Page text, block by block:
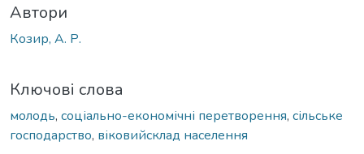
Автори
Козир, А. Р.
Ключові слова
молодь, соціально-економічні перетворення, сільське
господарство, віковийсклад населення